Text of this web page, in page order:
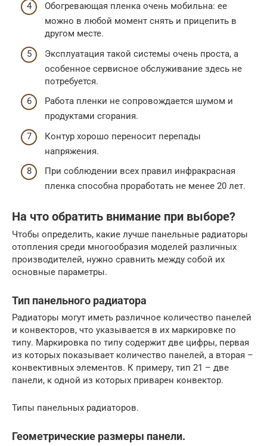
Обогревающая пленка очень мобильна: ее
можно в любой момент снять и прицепить в
другом месте.
Эксплуатация такой системы очень проста, а
особенное сервисное обслуживание здесь не
потребуется.
Работа пленки не сопровождается шумом и
продуктами сгорания.
Контур хорошо переносит перепады
напряжения.
При соблюдении всех правил инфракрасная
пленка способна проработать не менее 20 лет.
На что обратить внимание при выборе?
Чтобы определить, какие лучше панельные радиаторы
отопления среди многообразия моделей различных
производителей, нужно сравнить между собой их
основные параметры.
Тип панельного радиатора
Радиаторы могут иметь различное количество панелей
и конвекторов, что указывается в их маркировке по
типу. Маркировка по типу содержит две цифры, первая
из которых показывает количество панелей, а вторая –
конвективных элементов. К примеру, тип 21 – две
панели, к одной из которых приварен конвектор.
Типы панельных радиаторов.
Геометрические размеры панели.